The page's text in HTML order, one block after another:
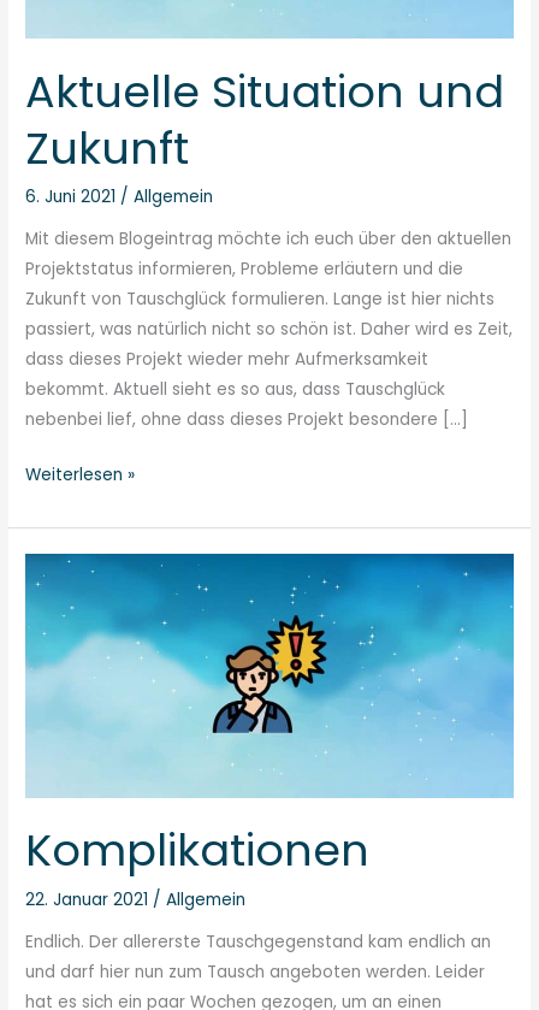
Aktuelle Situation und
Zukunft
6. Juni 2021 /Allgemein
Mit diesem Blogeintrag möchte ich euch über den aktuellen
Projektstatus informieren, Probleme erläutern und die
Zukunft von Tauschglück formulieren. Lange ist hier nichts
passiert, was natürlich nicht so schön ist. Daher wird es Zeit,
dass dieses Projekt wieder mehr Aufmerksamkeit
bekommt. Aktuell sieht es so aus, dass Tauschglück
nebenbei lief, ohne dass dieses Projekt besondere […]
Weiterlesen »
Komplikationen
22. Januar 2021 /Allgemein
Endlich. Der allererste Tauschgegenstand kam endlich an
und darf hier nun zum Tausch angeboten werden. Leider
hat es sich ein paar Wochen gezogen, um an einen
Komplikationen